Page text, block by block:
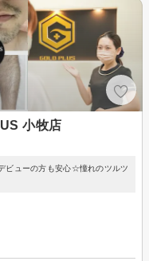
小牧店
ビューの方も安心☆憧れのツルツ